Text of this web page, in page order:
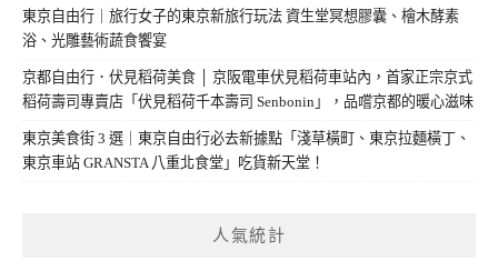
東京自由行｜旅行女子的東京新旅行玩法 資生堂冥想膠囊、檜木酵素
浴、光雕藝術蔬食饗宴
京都自由行．伏見稻荷美食 │ 京阪電車伏見稻荷車站內，首家正宗京式
稻荷壽司專賣店「伏見稻荷千本壽司 Senbonin」，品嚐京都的暖心滋味
東京美食街 3 選｜東京自由行必去新據點「淺草橫町、東京拉麵橫丁、
東京車站 GRANSTA 八重北食堂」吃貨新天堂！
人氣統計